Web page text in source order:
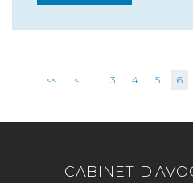
<< < ... 3 4 5 6
CABINET